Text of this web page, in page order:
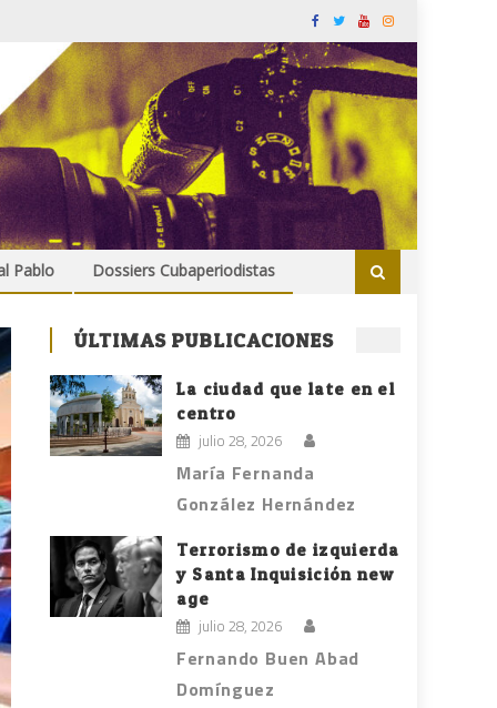
Pablo Dossiers Cubaperiodistas
ÚLTIMAS PUBLICACIONES
La ciudad que late en el
centro
julio 28, 2026
María Fernanda
González Hernández
Terrorismo de izquierda
y Santa Inquisición new
age
julio 28, 2026
Fernando Buen Abad
Domínguez